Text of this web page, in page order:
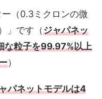
（0.3ミクロンの微
」です（ジャパネッ
な粒子を99.97%以上
）
パネットモデルは4